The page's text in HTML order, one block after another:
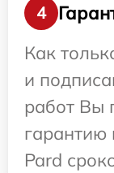
4
Как
и
работ Вы
гарантию
Pard